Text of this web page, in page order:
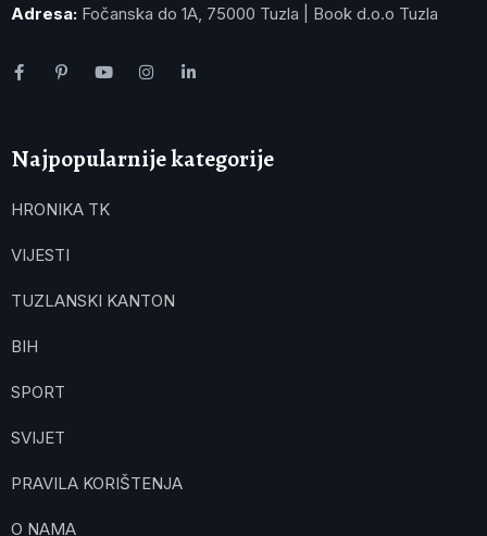
Adresa: Fočanska do 1A, 75000 Tuzla | Book d.o.o Tuzla
Najpopularnije kategorije
HRONIKA TK
VIJESTI
TUZLANSKI KANTON
BIH
SPORT
SVIJET
PRAVILA KORIŠTENJA
O NAMA